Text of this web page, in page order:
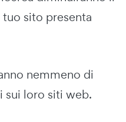
sito presenta
nemmeno di
sui loro siti web.